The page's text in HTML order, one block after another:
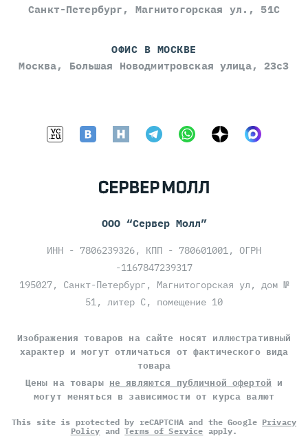
Санкт-Петербург, Магнитогорская ул., 51С
ОФИС В МОСКВЕ
Москва, Большая Новодмитровская улица, 23с3
ООО “Сервер Молл”
ИНН - 7806239326, КПП - 780601001, ОГРН
-1167847239317
195027, Санкт-Петербург, Магнитогорская ул, дом №
51, литер С, помещение 10
Изображения товаров на сайте носят иллюстративный
характер и могут отличаться от фактического вида
товара
Цены на товары не являются публичной офертой и
могут меняться в зависимости от курса валют
This site is protected by reCAPTCHA and the Google Privacy
Policy andTerms of Service apply.